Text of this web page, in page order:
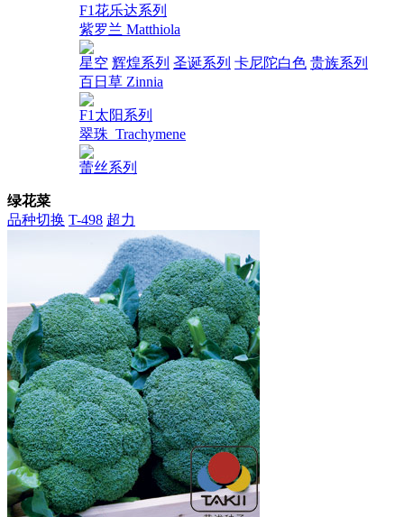
F1花乐达系列
紫罗兰 Matthiola
星空 辉煌系列 圣诞系列 卡尼陀白色 贵族系列
百日草 Zinnia
F1太阳系列
翠珠_Trachymene
蕾丝系列
绿花菜
品种切换 T-498 超力